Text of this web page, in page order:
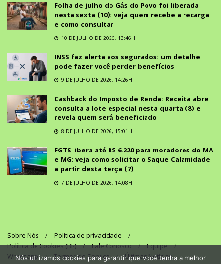
Folha de julho do Gás do Povo foi liberada
nesta sexta (10): veja quem recebe a recarga
e como consultar
10 DE JULHO DE 2026, 13:46H
INSS faz alerta aos segurados: um detalhe
pode fazer você perder benefícios
9 DE JULHO DE 2026, 14:26H
Cashback do Imposto de Renda: Receita abre
consulta a lote especial nesta quarta (8) e
revela quem será beneficiado
8 DE JULHO DE 2026, 15:01H
FGTS libera até R$ 6.220 para moradores do MA
e MG: veja como solicitar o Saque Calamidade
a partir desta terça (7)
7 DE JULHO DE 2026, 14:08H
Sobre Nós
Política de privacidade
Política de Cookies (BR)
Fale Conosco
Equipe
Whatsapp
Termos de Serviço Últimas Notícias
Nós utilizamos cookies para garantir que você tenha a melhor